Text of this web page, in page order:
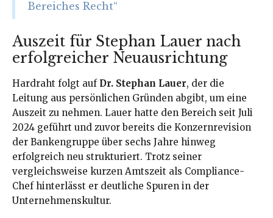
Bereiches Recht“
Auszeit für Stephan Lauer nach
erfolgreicher Neuausrichtung
Hardraht folgt auf Dr. Stephan Lauer, der die
Leitung aus persönlichen Gründen abgibt, um eine
Auszeit zu nehmen. Lauer hatte den Bereich seit Juli
2024 geführt und zuvor bereits die Konzernrevision
der Bankengruppe über sechs Jahre hinweg
erfolgreich neu strukturiert. Trotz seiner
vergleichsweise kurzen Amtszeit als Compliance-
Chef hinterlässt er deutliche Spuren in der
Unternehmenskultur.